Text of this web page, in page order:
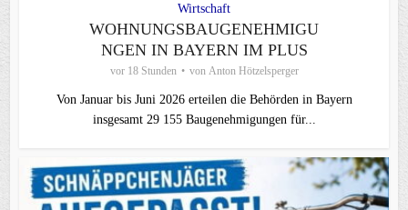
Wirtschaft
WOHNUNGSBAUGENEHMIGU
NGEN IN BAYERN IM PLUS
vor 18 Stunden von Anton Hötzelsperger
Von Januar bis Juni 2026 erteilen die Behörden in Bayern
insgesamt 29 155 Baugenehmigungen für...